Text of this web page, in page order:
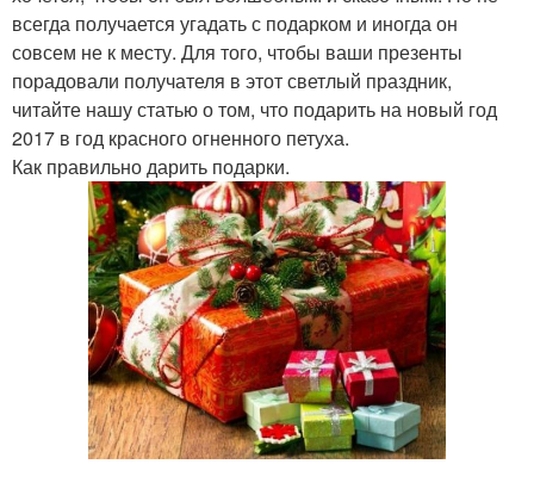
всегда получается угадать с подарком и иногда он
совсем не к месту. Для того, чтобы ваши презенты
порадовали получателя в этот светлый праздник,
читайте нашу статью о том, что подарить на новый год
2017 в год красного огненного петуха.
Как правильно дарить подарки.